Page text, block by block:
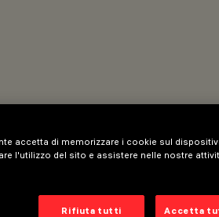
accetta di memorizzare i cookie sul
l'utilizzo del sito e assistere nelle nostre
Rifiuta tutti Accetta